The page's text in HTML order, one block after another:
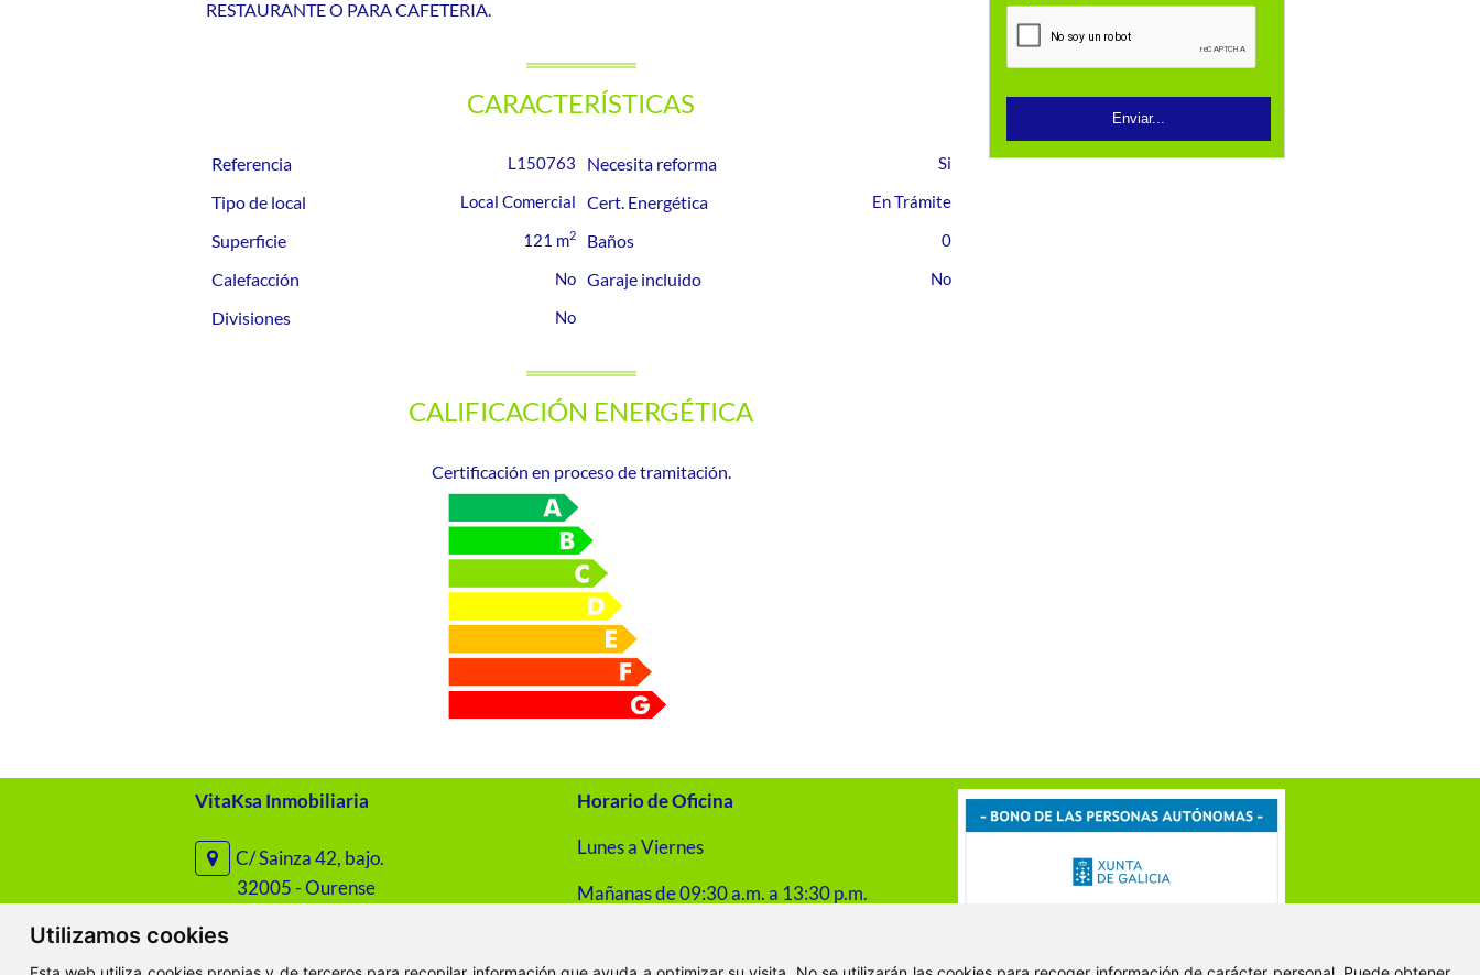
Utilizamos cookies
RESTAURANTE O PARA CAFETERIA.
CARACTERÍSTICAS
Referencia L150763
Necesita reforma
Tipo de local
Local Comercial Cert. Energética En Trámite
Superficie 121 m2 Baños 0
Calefacción
Garaje incluido
Divisiones
CALIFICACIÓN ENERGÉTICA
Certificación en proceso de tramitación.
VitaKsa Inmobiliaria
C/ Sainza 42, bajo.
32005 - Ourense
Horario de Oficina
Lunes a Viernes
Mañanas de 09:30 a.m. a 13:30 p.m.